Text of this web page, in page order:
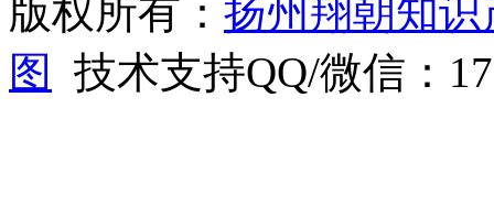
版权所有： 扬州翔朝知
图
技术支持QQ/微信：